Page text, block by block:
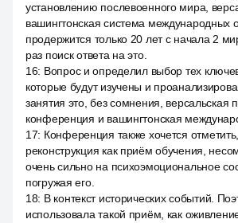
установлению послевоенного мира,
вашингтонская система международных
продержится только 20 лет с начала 2
раз поиск ответа на это.
16: Вопрос и определил выбор тех
которые будут изучены и
занятия это, без сомнения, версальская
конференция и вашингтонская
17: Конференция также хочется
реконструкция как приём обучения,
очень сильно на психоэмоциональное
погружая его.
18: В контекст исторических событий.
использовала такой приём, как